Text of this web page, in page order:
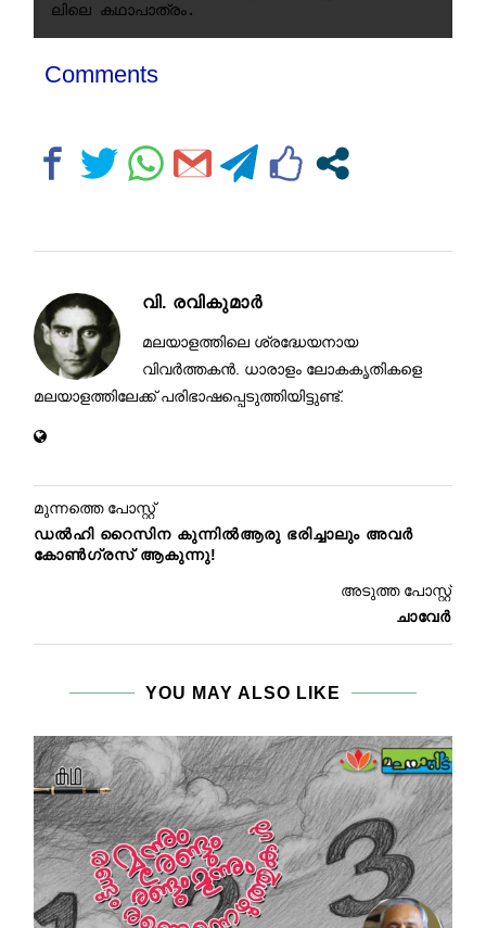
ലിലെ കഥാപാത്രം.
Comments
വി. രവികുമാര്‍
മലയാളത്തിലെ ശ്രദ്ധേയനായ
വിവര്‍ത്തകന്‍. ധാരാളം ലോകകൃതികളെ
മലയാളത്തിലേക്ക് പരിഭാഷപ്പെടുത്തിയിട്ടുണ്ട്.
മുന്നത്തെ പോസ്റ്റ്
ഡൽഹി റൈസിന കുന്നിൽആരു ഭരിച്ചാലും അവർ
കോൺഗ്രസ് ആകുന്നു!
അടുത്ത പോസ്റ്റ്
ചാവേര്‍
YOU MAY ALSO LIKE